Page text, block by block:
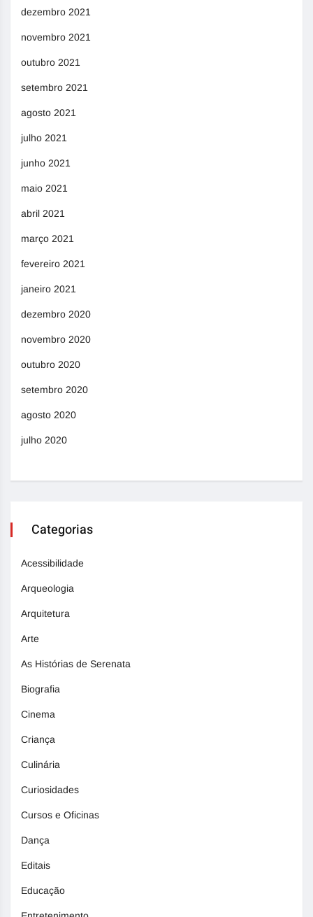
dezembro 2021
novembro 2021
outubro 2021
setembro 2021
agosto 2021
julho 2021
junho 2021
maio 2021
abril 2021
março 2021
fevereiro 2021
janeiro 2021
dezembro 2020
novembro 2020
outubro 2020
setembro 2020
agosto 2020
julho 2020
Categorias
Acessibilidade
Arqueologia
Arquitetura
Arte
As Histórias de Serenata
Biografia
Cinema
Criança
Culinária
Curiosidades
Cursos e Oficinas
Dança
Editais
Educação